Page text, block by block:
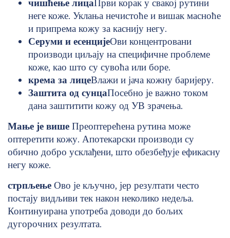
чишћење лицаПрви корак у свакој рутини
неге коже. Уклања нечистоће и вишак масноће
и припрема кожу за каснију негу.
Серуми и есенцијеОви концентровани
производи циљају на специфичне проблеме
коже, као што су сувоћа или боре.
крема за лицеВлажи и јача кожну баријеру.
Заштита од сунцаПосебно је важно током
дана заштитити кожу од УВ зрачења.
Мање је више Преоптерећена рутина може
оптеретити кожу. Апотекарски производи су
обично добро усклађени, што обезбеђује ефикасну
негу коже.
стрпљење Ово је кључно, јер резултати често
постају видљиви тек након неколико недеља.
Континуирана употреба доводи до бољих
дугорочних резултата.